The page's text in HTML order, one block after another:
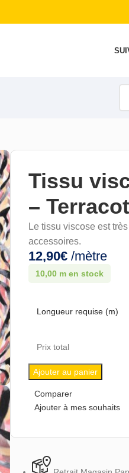
Tissu
–
Le tissu viscose esttrès
accessoires.
12,90€ /mètre
10,00 m en stock
Longueur requise (m)
Prix total
Ajouter au panier
Comparer
Ajouter à mes souhaits